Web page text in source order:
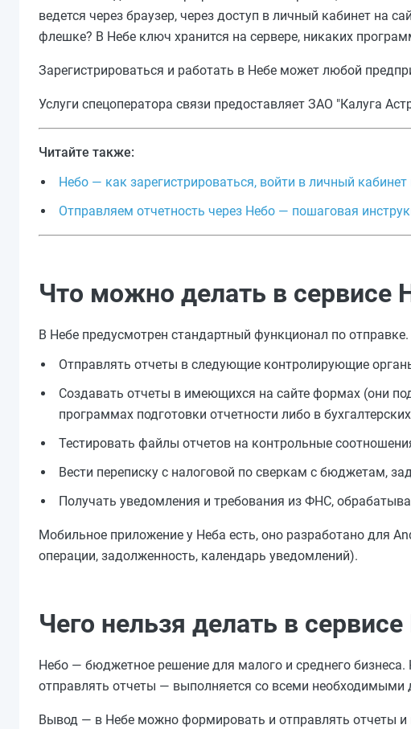
ведется через браузер, через доступ в личный кабинет на
флешке? В Небе ключ хранится на сервере, никаких
Зарегистрироваться и работать в Небе может любой
Услуги спецоператора связи предоставляет ЗАО "Калуга
Читайте также:
Небо — как зарегистрироваться, войти в личный
Отправляем отчетность через Небо — пошаговая
Что можно делать в сервисе
В Небе предусмотрен стандартный функционал по
Отправлять отчеты в следующие контролирующие
Создавать отчеты в имеющихся на сайте формах (они
программах подготовки отчетности либо в
Тестировать файлы отчетов на контрольные
Вести переписку с налоговой по сверкам с бюджетам,
Получать уведомления и требования из ФНС,
Мобильное приложение у Неба есть, оно разработано для
операции, задолженность, календарь уведомлений).
Чего нельзя делать в
Небо — бюджетное решение для малого и среднего
отправлять отчеты — выполняется со всеми необходимыми
Вывод — в Небе можно формировать и отправлять отчеты и